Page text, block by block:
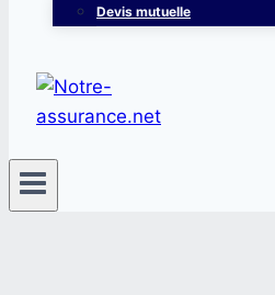
Devis mutuelle